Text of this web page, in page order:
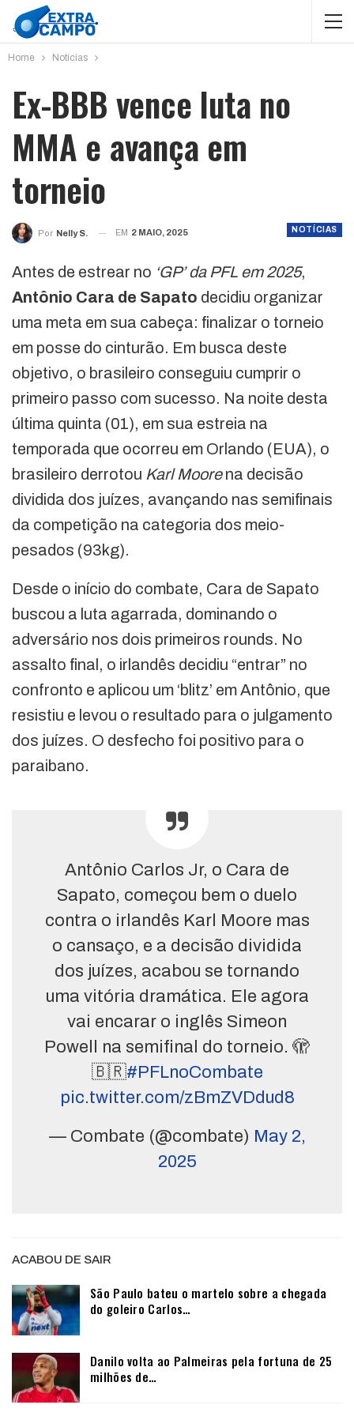
Home Notícias
Ex-BBB vence luta no
MMA e avança em
torneio
NOTÍCIAS
Por Nelly S. EM 2 MAIO, 2025
Antes de estrear no ‘GP’ da PFL em 2025,
Antônio Cara de Sapato decidiu organizar
uma meta em sua cabeça: finalizar o torneio
em posse do cinturão. Em busca deste
objetivo, o brasileiro conseguiu cumprir o
primeiro passo com sucesso. Na noite desta
última quinta (01), em sua estreia na
temporada que ocorreu em Orlando (EUA), o
brasileiro derrotou Karl Moorena decisão
dividida dos juízes, avançando nas semifinais
da competição na categoria dos meio-
pesados (93kg).
Desde o início do combate, Cara de Sapato
buscou a luta agarrada, dominando o
adversário nos dois primeiros rounds. No
assalto final, o irlandês decidiu “entrar” no
confronto e aplicou um ‘blitz’ em Antônio, que
resistiu e levou o resultado para o julgamento
dos juízes. O desfecho foi positivo para o
paraibano.
Antônio Carlos Jr, o Cara de
Sapato, começou bem o duelo
contra o irlandês Karl Moore mas
o cansaço, e a decisão dividida
dos juízes, acabou se tornando
uma vitória dramática. Ele agora
vai encarar o inglês Simeon
Powell na semifinal do torneio. 🫣
🇧🇷#PFLnoCombate
pic.twitter.com/zBmZVDdud8
— Combate (@combate) May 2,
2025
ACABOU DE SAIR
São Paulo bateu o martelo sobre a chegada
do goleiro Carlos…
Danilo volta ao Palmeiras pela fortuna de 25
milhões de…